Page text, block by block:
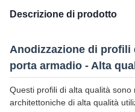
Descrizione di prodotto
Anodizzazione di
porta armadio - Alta
Questi profili di alta qualità
architettoniche di alta qualità